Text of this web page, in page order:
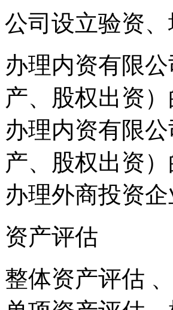
公司设立验资
办理内资有限
产、股权出资
办理内资有限
产、股权出资
办理外商投资
资产评估
整体资产评估